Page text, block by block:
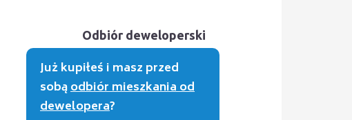
Odbiór deweloperski
Już kupiłeś i masz przed
sobąodbiór mieszkania od
dewelopera?